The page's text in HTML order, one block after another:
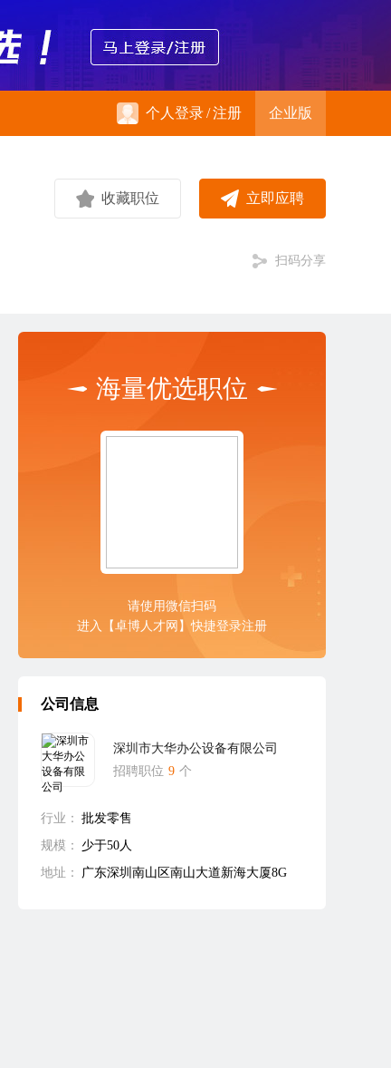
个人登录/注册 企业版
收藏职位 立即应聘
扫码分享
海量优选职位
请使用微信扫码
进入【卓博人才网】快捷登录注册
公司信息
深圳市大华办公设备有限公司
招聘职位 9 个
行业： 批发零售
规模：
少于50人
地址：
广东深圳南山区南山大道新海大厦8G